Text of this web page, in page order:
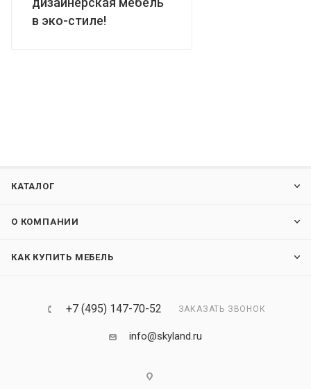
в эко-стиле!
КАТАЛОГ
О КОМПАНИИ
КАК КУПИТЬ МЕБЕЛЬ
+7 (495) 147-70-52 ЗАКАЗАТЬ ЗВОНОК
info@skyland.ru